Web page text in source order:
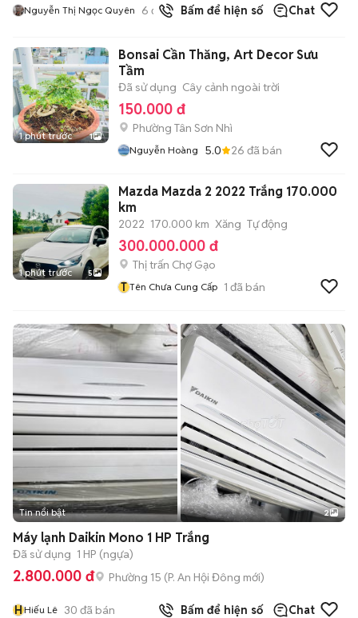
Nguyễn Thị Ngọc Quyên 6 đã bánBấm để hiện số Chat
1 phút trước 1
Bonsai Cần Thăng, Art Decor Sưu
Tầm
Đã sử dụng Cây cảnh ngoài trời
150.000 đ
Phường Tân Sơn Nhì
Nguyễn Hoàng 5.0 26 đã bán
1 phút trước 5
Mazda Mazda 2 2022 Trắng 170.000
km
2022 170.000 km Xăng Tự động
300.000.000 đ
Thị trấn Chợ Gạo
T Tên Chưa Cung Cấp 1 đã bán
Tin nổi bật 2
Máy lạnh Daikin Mono 1 HP Trắng
Đã sử dụng 1 HP (ngựa)
2.800.000 đ Phường 15 (P. An Hội Đông mới)
HHiếu Lê 30 đã bán Bấm để hiện số Chat